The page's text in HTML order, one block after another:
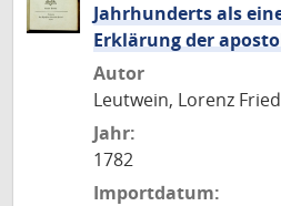
Jahrhunderts als
Erklärung der
Autor
Leutwein, Lorenz
Jahr:
1782
Importdatum: